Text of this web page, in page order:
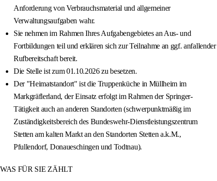
Anforderung von Verbrauchsmaterial und allgemeiner
Verwaltungsaufgaben wahr.
Sie nehmen im Rahmen Ihres Aufgabengebietes an Aus- und
Fortbildungen teil und erklären sich zur Teilnahme an ggf. anfallender
Rufbereitschaft bereit.
Die Stelle ist zum 01.10.2026 zu besetzen.
Der "Heimatstandort" ist die Truppenküche in Müllheim im
Markgräflerland, der Einsatz erfolgt im Rahmen der Springer-
Tätigkeit auch an anderen Standorten (schwerpunktmäßig im
Zuständigkeitsbereich des Bundeswehr-Dienstleistungszentrum
Stetten am kalten Markt an den Standorten Stetten a.k.M.,
Pfullendorf, Donaueschingen und Todtnau).
WAS FÜR SIE ZÄHLT